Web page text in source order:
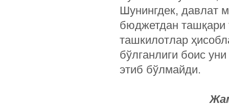
Шунингдек, давлат
бюджетдан ташқари
ташкилотлар
бўлганлиги боис
этиб бўлмайди.